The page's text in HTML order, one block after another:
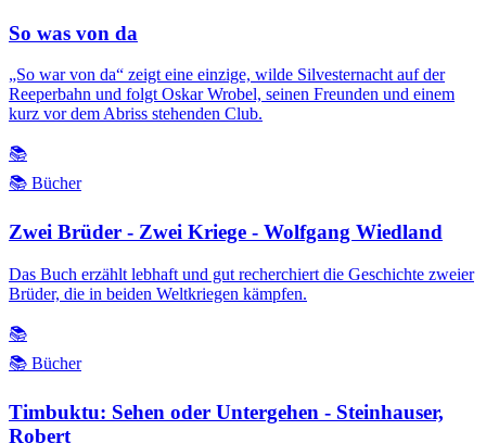
So was von da
„So war von da“ zeigt eine einzige, wilde Silvesternacht auf der
Reeperbahn und folgt Oskar Wrobel, seinen Freunden und einem
kurz vor dem Abriss stehenden Club.
📚
📚 Bücher
Zwei Brüder - Zwei Kriege - Wolfgang Wiedland
Das Buch erzählt lebhaft und gut recherchiert die Geschichte zweier
Brüder, die in beiden Weltkriegen kämpfen.
📚
📚 Bücher
Timbuktu: Sehen oder Untergehen - Steinhauser,
Robert